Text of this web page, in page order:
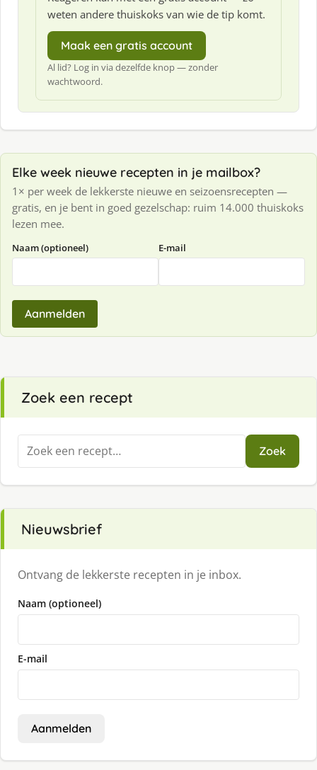
weten andere thuiskoks van wie de tip komt.
Maak een gratis account
Al lid? Log in via dezelfde knop — zonder
wachtwoord.
Elke week nieuwe recepten in je mailbox?
1× per week de lekkerste nieuwe en seizoensrecepten —
gratis, en je bent in goed gezelschap: ruim 14.000 thuiskoks
lezen mee.
Naam (optioneel) E-mail
Aanmelden
Zoek een recept
Zoeken
naar:
Zoek
Nieuwsbrief
Ontvang de lekkerste recepten in je inbox.
Naam (optioneel)
E-mail
Aanmelden